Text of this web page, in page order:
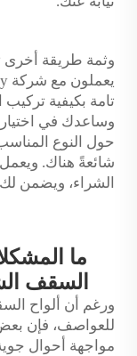
وثمة طريقة أخرى
تامة بكيفية
وساعدك في
حول النوع
شائعةً هناك.
الشراء، ويضمن
ما
السقف
ورغم أن ألواح
للعواصف، فإن
مواجهة أحوال